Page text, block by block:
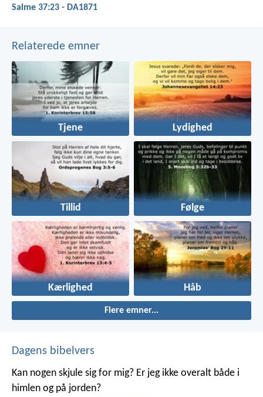
Salme 37:23 - DA1871
Relaterede emner
Tjene Lydighed
Tillid Følge
Kærlighed Håb
Flere emner...
Dagens bibelvers
Kan nogen skjule sig for mig? Er jeg ikke overalt både i
himlen og på jorden?